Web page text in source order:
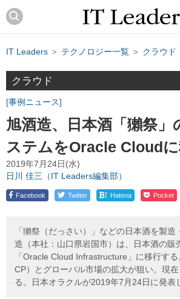
IT Leaders ＞ テクノロジー一覧 ＞ クラウド
クラウド
事例ニュース
旭酒造、日本酒「獺祭」
ステムをOracle Cloud
2019年7月24日(水)
日川 佳三（IT Leaders編集部）
Facebook Twitter ! Hatena Pocket
「獺祭（だっさい）」などの日本酒を製
造（本社：山口県岩国市）は、日本酒の販
「Oracle Cloud Infrastructure」に移行す
CP）とグローバル市場の拡大が狙い。現
る。日本オラクルが2019年7月24日に発表